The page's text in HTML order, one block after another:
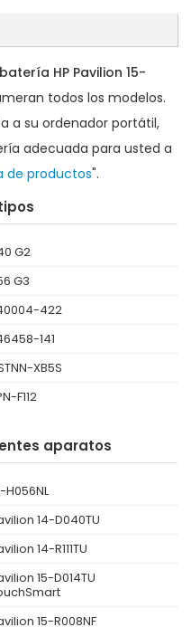
batería HP Pavilion 15-
todos los modelos.
a su ordenador portátil,
adecuada para usted a
de productos".
G2
G3
422
141
XB5S
F112
aparatos
H056NL
14-D040TU
14-R111TU
15-D014TU
15-R008NF